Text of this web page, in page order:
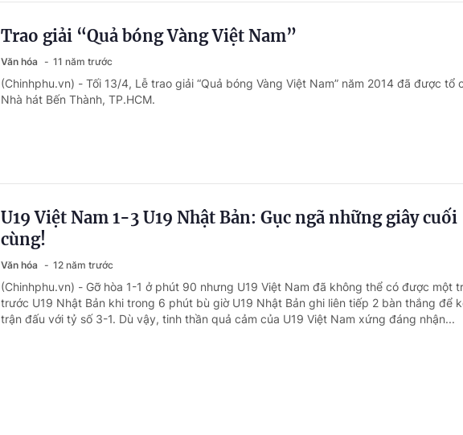
Trao giải “Quả bóng Vàng Việt Nam”
Văn hóa 11 năm trước
(Chinhphu.vn) - Tối 13/4, Lễ trao giải “Quả bóng Vàng Việt Nam” năm 2014 đã được tổ
Nhà hát Bến Thành, TP.HCM.
U19 Việt Nam 1-3 U19 Nhật Bản: Gục ngã những giây cuối
cùng!
Văn hóa 12 năm trước
(Chinhphu.vn) - Gỡ hòa 1-1 ở phút 90 nhưng U19 Việt Nam đã không thể có được một
trước U19 Nhật Bản khi trong 6 phút bù giờ U19 Nhật Bản ghi liên tiếp 2 bàn thắng để
trận đấu với tỷ số 3-1. Dù vậy, tinh thần quả cảm của U19 Việt Nam xứng đáng nhận...